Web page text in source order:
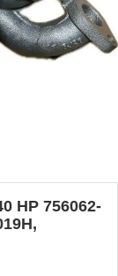
HP 756062-